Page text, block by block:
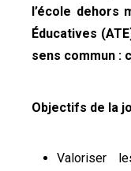
l’école dehors
Éducatives
sens commun :
Objectifs de la
Valoriser